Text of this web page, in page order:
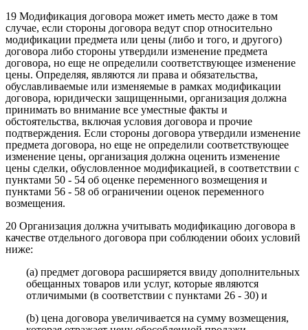
19 Модификация договора может иметь место даже в том
случае, если стороны договора ведут спор относительно
модификации предмета или цены (либо и того, и другого)
договора либо стороны утвердили изменение предмета
договора, но еще не определили соответствующее изменение
цены. Определяя, являются ли права и обязательства,
обуславливаемые или изменяемые в рамках модификации
договора, юридически защищенными, организация должна
принимать во внимание все уместные факты и
обстоятельства, включая условия договора и прочие
подтверждения. Если стороны договора утвердили изменение
предмета договора, но еще не определили соответствующее
изменение цены, организация должна оценить изменение
цены сделки, обусловленное модификацией, в соответствии с
пунктами 50 - 54 об оценке переменного возмещения и
пунктами 56 - 58 об ограничении оценок переменного
возмещения.
20 Организация должна учитывать модификацию договора в
качестве отдельного договора при соблюдении обоих условий
ниже:
(a) предмет договора расширяется ввиду дополнительных
обещанных товаров или услуг, которые являются
отличимыми (в соответствии с пунктами 26 - 30) и
(b) цена договора увеличивается на сумму возмещения,